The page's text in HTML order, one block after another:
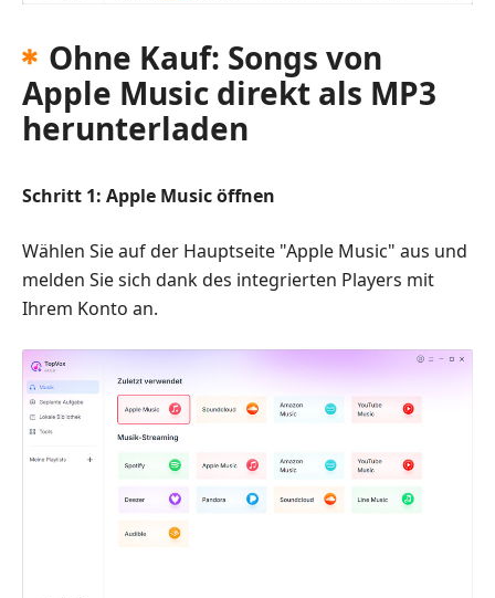
Ohne Kauf: Songs von
Apple Music direkt als MP3
herunterladen
Schritt 1: Apple Music öffnen
Wählen Sie auf der Hauptseite "Apple Music" aus und
melden Sie sich dank des integrierten Players mit
Ihrem Konto an.